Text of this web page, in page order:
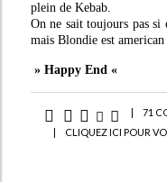
plein de Kebab.
On ne sait toujours pas si
mais Blondie est
» Happy End «
|
71
|
CLIQUEZ ICI POUR